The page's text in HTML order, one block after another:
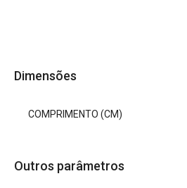
Dimensões
COMPRIMENTO (CM)
Outros parâmetros